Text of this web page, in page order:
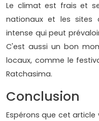
Le climat est frais et
nationaux et les sites
intense qui peut
C'est aussi un bon
locaux, comme le
Ratchasima.
Conclusion
Espérons que cet